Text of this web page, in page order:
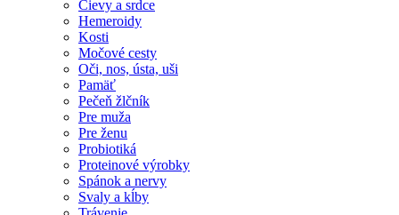
Cievy a srdce
Hemeroidy
Kosti
Močové cesty
Oči, nos, ústa, uši
Pamäť
Pečeň žlčník
Pre muža
Pre ženu
Probiotiká
Proteinové výrobky
Spánok a nervy
Svaly a kĺby